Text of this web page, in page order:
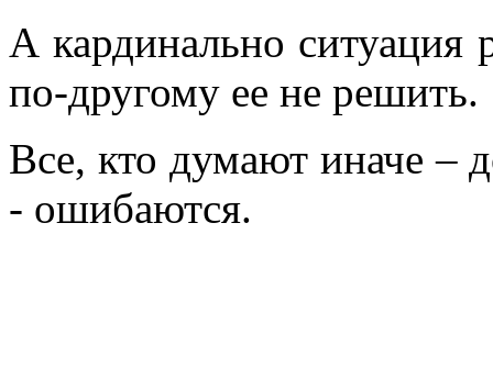
А кардинально ситуация
по-другому ее не решить.
Все, кто думают иначе –
- ошибаются.